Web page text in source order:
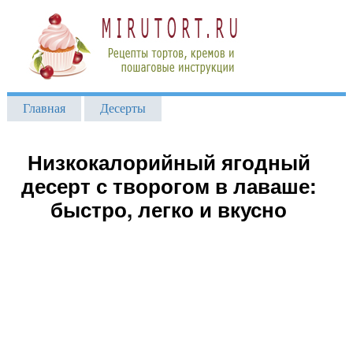
Главная Десерты
Низкокалорийный ягодный
десерт с творогом в лаваше:
быстро, легко и вкусно